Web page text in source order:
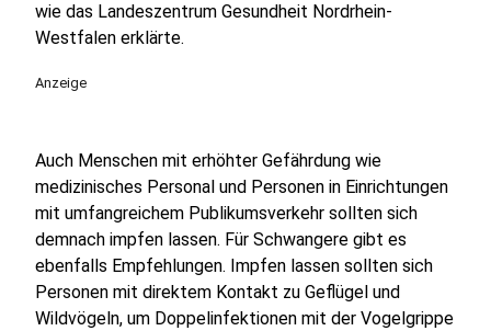
wie das Landeszentrum Gesundheit Nordrhein-
Westfalen erklärte.
Anzeige
Auch Menschen mit erhöhter Gefährdung wie
medizinisches Personal und Personen in Einrichtungen
mit umfangreichem Publikumsverkehr sollten sich
demnach impfen lassen. Für Schwangere gibt es
ebenfalls Empfehlungen. Impfen lassen sollten sich
Personen mit direktem Kontakt zu Geflügel und
Wildvögeln, um Doppelinfektionen mit der Vogelgrippe